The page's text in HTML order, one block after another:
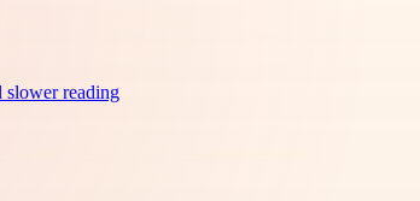
slower reading